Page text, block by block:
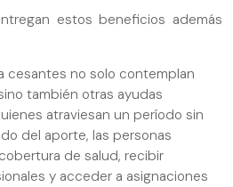
estos beneficios además
cesantes no solo contemplan
también otras ayudas
atraviesan un período sin
del aporte, las personas
de salud, recibir
y acceder a asignaciones